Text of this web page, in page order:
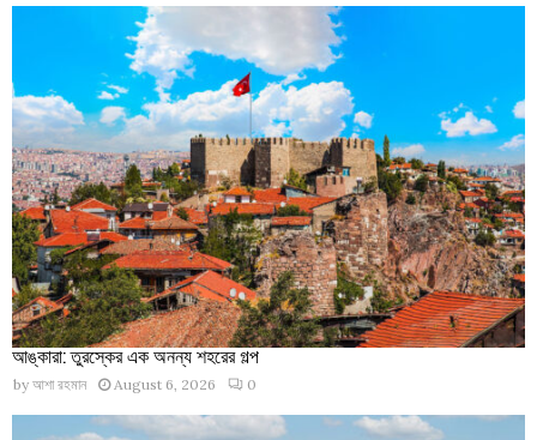
আঙ্কারা: তুরস্কের এক অনন্য শহরের গল্প
by আশা রহমান August 6, 2026 0